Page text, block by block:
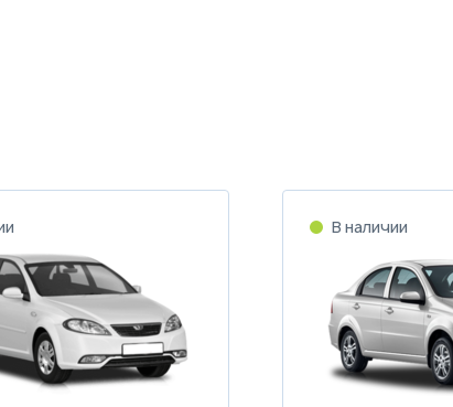
В наличии